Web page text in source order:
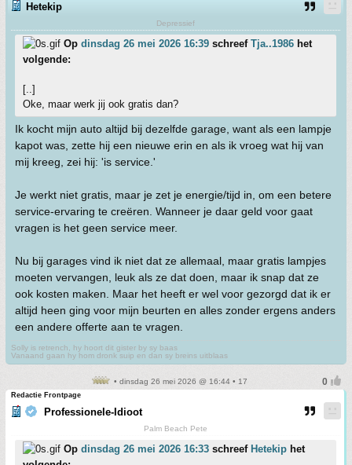
Hetekip
Depressief
Op dinsdag 26 mei 2026 16:39 schreef Tja..1986 het
volgende:
[..]
Oke, maar werk jij ook gratis dan?
Ik kocht mijn auto altijd bij dezelfde garage, want als een lampje
kapot was, zette hij een nieuwe erin en als ik vroeg wat hij van
mij kreeg, zei hij: 'is service.'
Je werkt niet gratis, maar je zet je energie/tijd in, om een betere
service-ervaring te creëren. Wanneer je daar geld voor gaat
vragen is het geen service meer.
Nu bij garages vind ik niet dat ze allemaal, maar gratis lampjes
moeten vervangen, leuk als ze dat doen, maar ik snap dat ze
ook kosten maken. Maar het heeft er wel voor gezorgd dat ik er
altijd heen ging voor mijn beurten en alles zonder ergens anders
een andere offerte aan te vragen.
Solly is retrench, hy hoort dit gister by sy baas
Vanaand gaan hy hom dronk suip en dan sy breins uitblaas
• dinsdag 26 mei 2026 @ 16:44 • 17
Redactie Frontpage
Professionele-Idioot
Palm Beach Pete
Op dinsdag 26 mei 2026 16:33 schreef Hetekip het